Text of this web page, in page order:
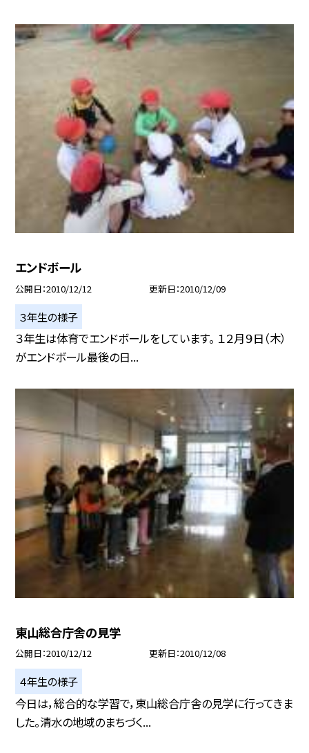
エンドボール
公開日 2010/12/12 更新日 2010/12/09
３年生の様子
３年生は体育でエンドボールをしています。 １２月９日（木）
がエンドボール最後の日...
東山総合庁舎の見学
公開日 2010/12/12 更新日 2010/12/08
４年生の様子
今日は，総合的な学習で，東山総合庁舎の見学に行ってきま
した。清水の地域のまちづく...